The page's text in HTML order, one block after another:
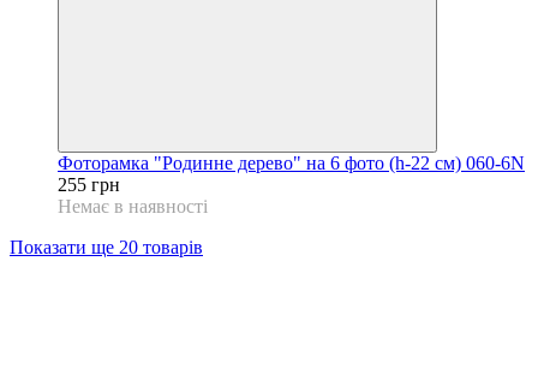
Фоторамка "Родинне дерево" на 6 фото (h-22 см) 060-6N
255 грн
Немає в наявності
Показати ще 20 товарів